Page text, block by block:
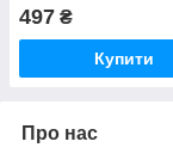
497 ₴
Купити
Про нас